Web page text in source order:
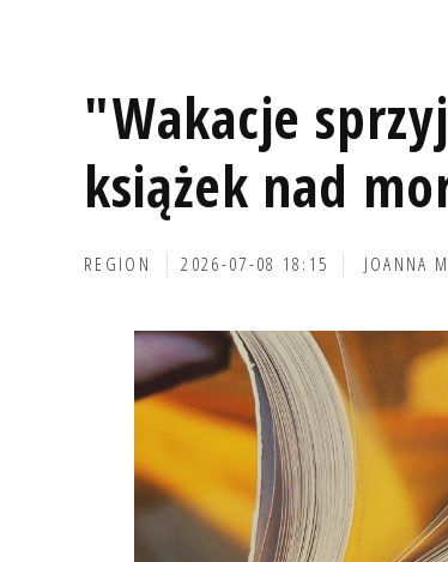
"Wakacje
książek nad
REGION 2026-07-08 18:15 JOANNA